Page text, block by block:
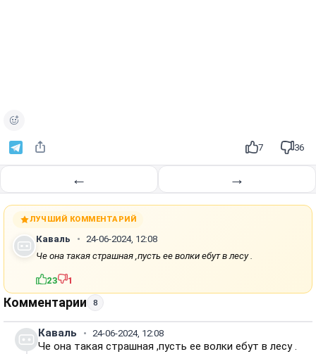
7 36
← →
ЛУЧШИЙ КОММЕНТАРИЙ
Каваль
24-06-2024, 12:08
Че она такая страшная ,пусть ее волки ебут в лесу .
23 1
Комментарии 8
Каваль 24-06-2024, 12:08
Че она такая страшная ,пусть ее волки ебут в лесу .